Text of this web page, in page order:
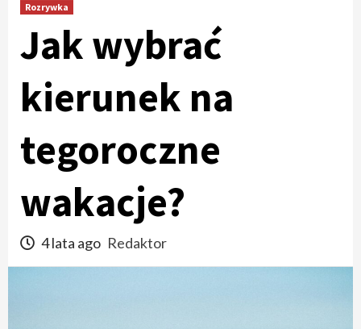
Rozrywka
Jak wybrać
kierunek na
tegoroczne
wakacje?
4 lata ago Redaktor